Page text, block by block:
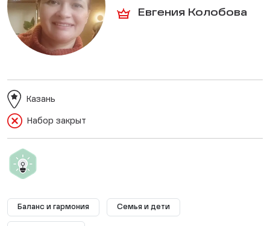
Евгения Колобова
Набор закрыт
Казань
Баланс и гармония Семья и дети